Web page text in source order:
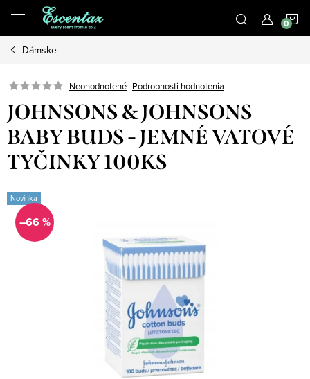
obsah
Dámske
Neohodnotené Podrobnosti hodnotenia
JOHNSONS & JOHNSONS
BABY BUDS - JEMNÉ VATOVÉ
TYČINKY 100KS
Novinka
–66 %